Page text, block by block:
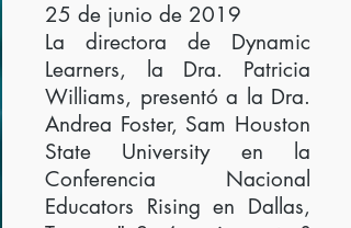
25 de junio de 2019
La directora de Dynamic
Learners, la Dra. Patricia
Williams, presentó a la Dra.
Andrea Foster, Sam Houston
State University en la
Conferencia Nacional
Educators Rising en Dallas,